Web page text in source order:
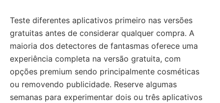
Teste diferentes aplicativos primeiro nas versões
gratuitas antes de considerar qualquer compra. A
maioria dos detectores de fantasmas oferece uma
experiência completa na versão gratuita, com
opções premium sendo principalmente cosméticas
ou removendo publicidade. Reserve algumas
semanas para experimentar dois ou três aplicativos